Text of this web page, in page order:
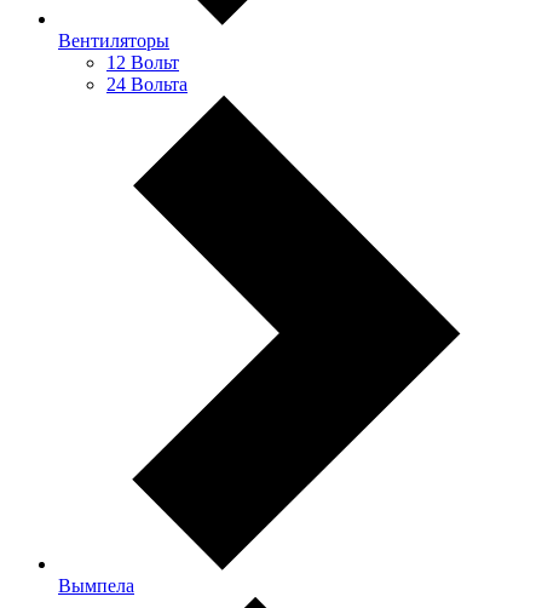
Вентиляторы
12 Вольт
24 Вольта
Вымпела